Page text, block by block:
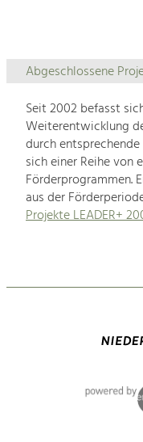
Abgeschlossene
Seit 2002 befasst
Weiterentwicklung
durch
sich einer Reihe von
Förderprogrammen.
aus der
Projekte LEADER+